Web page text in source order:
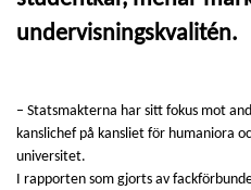
undervisningskvalitén.
– Statsmakterna har sitt fokus mot
kanslichef på kansliet för humaniora
universitet.
I rapporten som gjorts av